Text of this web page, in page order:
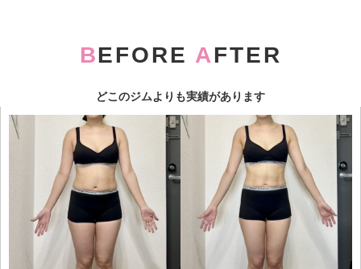
BEFORE AFTER
どこのジムよりも実績があります